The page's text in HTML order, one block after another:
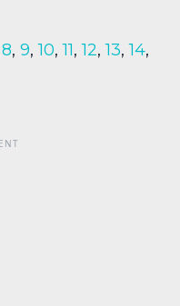
8, 9,10,11,12,13,14,